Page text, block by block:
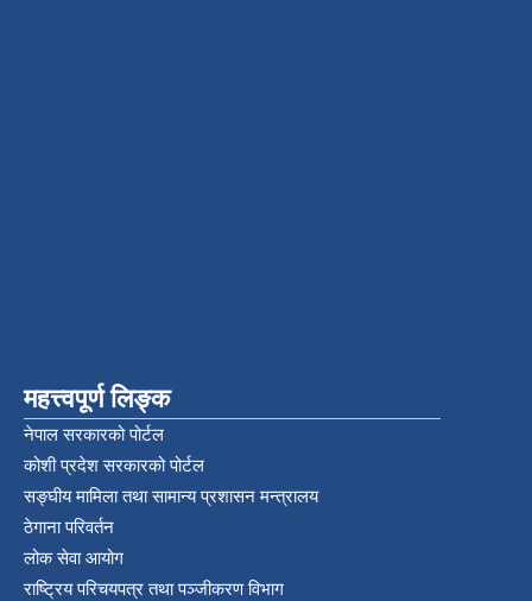
महत्त्वपूर्ण लिङ्क
नेपाल सरकारको पोर्टल
कोशी प्रदेश सरकारको पोर्टल
सङ्‍घीय मामिला तथा सामान्य प्रशासन मन्त्रालय
ठेगाना परिवर्तन
लोक सेवा आयोग
राष्ट्रिय परिचयपत्र तथा पञ्‍जीकरण विभाग